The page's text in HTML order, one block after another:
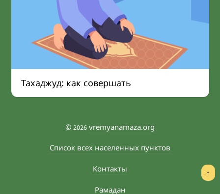
Тахаджуд: как совершать
© 2026 vremyanamaza.org
Список всех населенных пунктов
Контакты
Рамадан
↑